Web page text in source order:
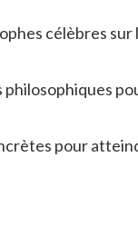
célèbres
philosophiques
pour